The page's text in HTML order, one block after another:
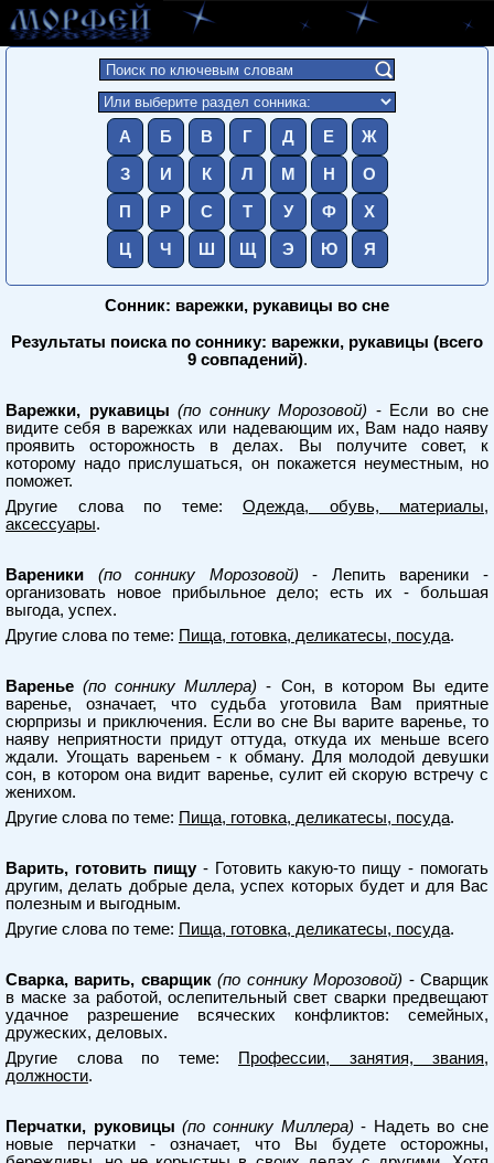
А Б В Г Д Е Ж
З И К Л М Н О
П Р С Т У Ф Х
Ц Ч Ш Щ Э Ю Я
Сонник: варежки, рукавицы во сне
Результаты поиска по соннику: варежки, рукавицы (всего
9 совпадений).
Варежки, рукавицы (по соннику Морозовой) - Если во сне
видите себя в варежках или надевающим их, Вам надо наяву
проявить осторожность в делах. Вы получите совет, к
которому надо прислушаться, он покажется неуместным, но
поможет.
Другие слова по теме: Одежда, обувь, материалы,
аксессуары.
Вареники (по соннику Морозовой) - Лепить вареники -
организовать новое прибыльное дело; есть их - большая
выгода, успех.
Другие слова по теме: Пища, готовка, деликатесы, посуда.
Варенье (по соннику Миллера) - Сон, в котором Вы едите
варенье, означает, что судьба уготовила Вам приятные
сюрпризы и приключения. Если во сне Вы варите варенье, то
наяву неприятности придут оттуда, откуда их меньше всего
ждали. Угощать вареньем - к обману. Для молодой девушки
сон, в котором она видит варенье, сулит ей скорую встречу с
женихом.
Другие слова по теме: Пища, готовка, деликатесы, посуда.
Варить, готовить пищу - Готовить какую-то пищу - помогать
другим, делать добрые дела, успех которых будет и для Вас
полезным и выгодным.
Другие слова по теме: Пища, готовка, деликатесы, посуда.
Сварка, варить, сварщик (по соннику Морозовой) - Сварщик
в маске за работой, ослепительный свет сварки предвещают
удачное разрешение всяческих конфликтов: семейных,
дружеских, деловых.
Другие слова по теме:
Профессии, занятия, звания,
должности.
Перчатки, руковицы (по соннику Миллера) - Надеть во сне
новые перчатки - означает, что Вы будете осторожны,